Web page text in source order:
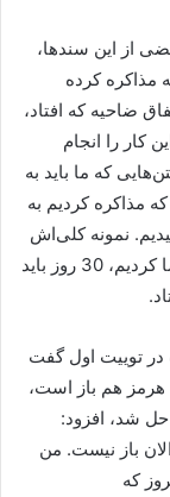
از این سندها،
مذاکره کرده
ضاحیه که افتاد،
کار را انجام
که ما باید به
در مدت 50، 60 روزی که مذاکره کردیم به
نمونه کلی‌اش
در رابطه با لبنان بود. ما در تفاهم‌نامه‌ای که امضا کردیم، 30 روز باید
در توییت اول گفت
هرمز هم باز است،
حل شد، افزود:
باز نیست. من
که